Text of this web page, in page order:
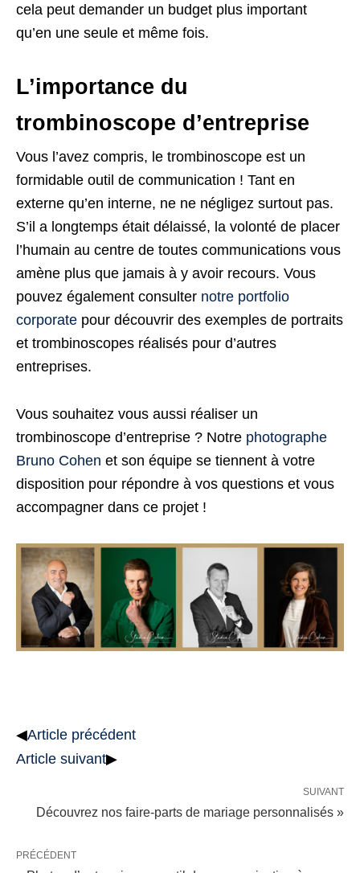
cela peut demander un budget plus important
qu’en une seule et même fois.
L’importance du
trombinoscope d’entreprise
Vous l’avez compris, le trombinoscope est un
formidable outil de communication ! Tant en
externe qu’en interne, ne ne négligez surtout pas.
S’il a longtemps était délaissé, la volonté de placer
l’humain au centre de toutes communications vous
amène plus que jamais à y avoir recours. Vous
pouvez également consulter notre portfolio
corporate pour découvrir des exemples de portraits
et trombinoscopes réalisés pour d’autres
entreprises.
Vous souhaitez vous aussi réaliser un
trombinoscope d’entreprise ? Notre photographe
Bruno Cohen et son équipe se tiennent à votre
disposition pour répondre à vos questions et vous
accompagner dans ce projet !
◀Article précédent
Article suivant▶
SUIVANT
Découvrez nos faire-parts de mariage personnalisés »
PRÉCÉDENT